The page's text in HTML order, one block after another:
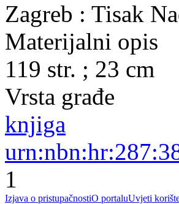
Zagreb : Tisak
Materijalni opis
119 str. ; 23 cm
Vrsta građe
knjiga
1
Izjava o pristupačnostiO portaluUvjeti